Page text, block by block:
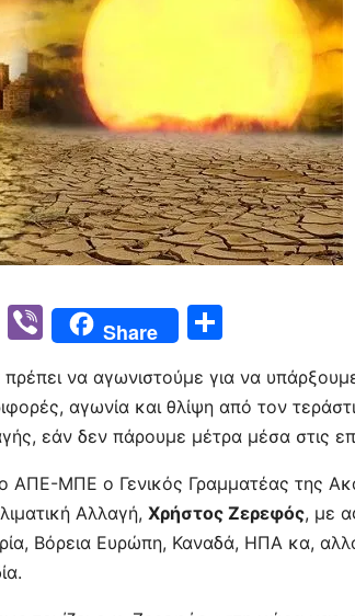
T
e
gr
m
Vi
b
er
Share
ρ
α
τε
ίτ
να αγωνιστούμε για να
αγωνία και θλίψη από τον
εάν δεν πάρουμε μέτρα μέσα στις
ΑΠΕ-ΜΠΕ ο Γενικός Γραμματέας της
Αλλαγή, Χρήστος Ζερεφός, με
Βόρεια Ευρώπη, Καναδά, ΗΠΑ κα,